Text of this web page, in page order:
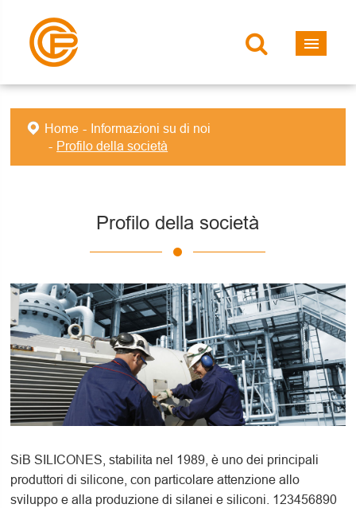
Home
Informazioni su di noi
Profilo della società
Profilo della società
SiB SILICONES, stabilita nel 1989, è uno dei principali
produttori di silicone, con particolare attenzione allo
sviluppo e alla produzione di silanei e siliconi. 123456890